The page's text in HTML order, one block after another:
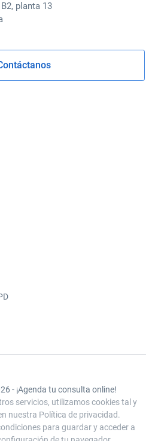
planta 13
- ¡Agenda tu consulta online!
servicios, utilizamos cookies tal y
nuestra Política de privacidad.
para guardar y acceder a